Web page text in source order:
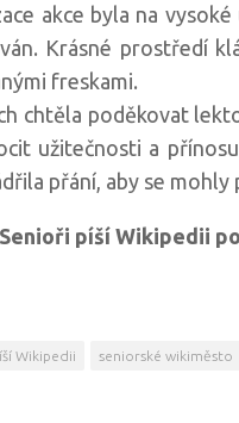
akce byla na
Krásné prostředí
freskami.
chtěla poděkovat
užitečnosti a
přání, aby se
píší Wikipedii
Wikipedii seniorské wikiměsto